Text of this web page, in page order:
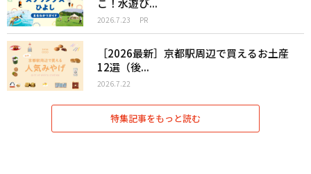
2026.7.23 PR
［2026最新］京都駅周辺で買えるお土産
12選（後...
2026.7.22
特集記事をもっと読む